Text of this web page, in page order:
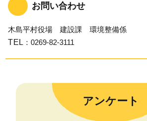
お問い合わせ
木島平村役場 建設課 環境整備係
TEL ：0269-82-3111
アンケート